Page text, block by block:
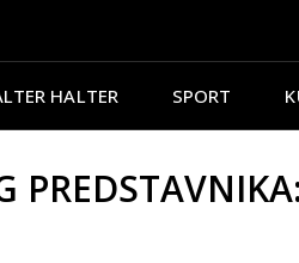
HALTER SPORT
PREDSTAVNIKA: